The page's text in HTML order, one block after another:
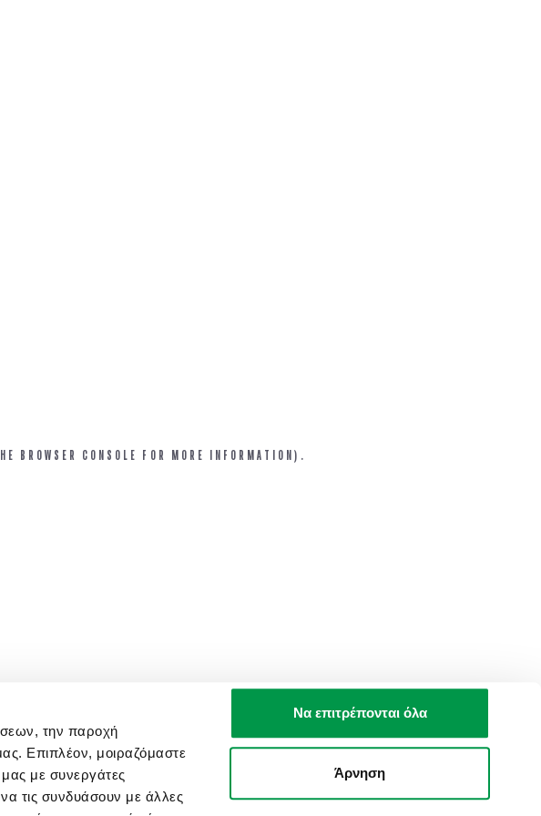
την παροχή
Επιπλέον, μοιραζόμαστε
με συνεργάτες
τις συνδυάσουν με άλλες
Να επιτρέπονται όλα
Άρνηση
BROWSER CONSOLE FOR MORE INFORMATION).